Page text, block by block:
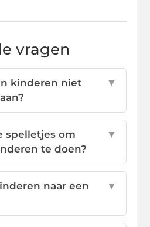
vragen
kinderen niet
▼
spelletjes om
te doen?
▼
naar een
▼